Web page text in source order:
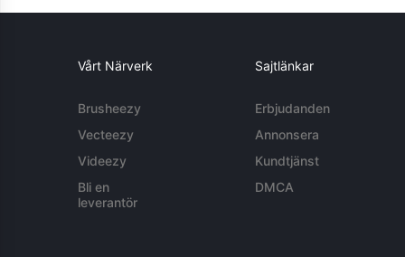
Vårt Närverk
Brusheezy
Vecteezy
Videezy
Bli en
leverantör
Sajtlänkar
Erbjudanden
Annonsera
Kundtjänst
DMCA